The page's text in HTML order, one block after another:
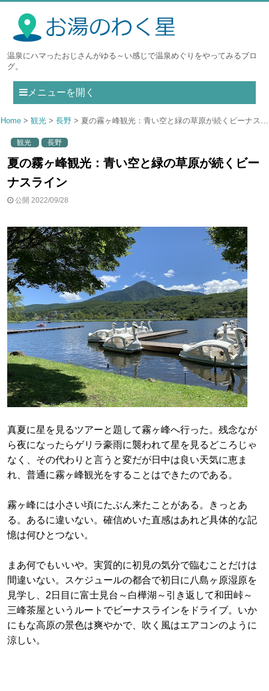
温泉にハマったおじさんがゆる～い感じで温泉めぐりをやってみるブロ
グ。
メニューを開く
Home 観光 長野 夏の霧ヶ峰観光：青い空と緑の草原が続くビーナスライン
観光 長野
夏の霧ヶ峰観光：青い空と緑の草原が続くビー
ナスライン
公開 2022/09/28
真夏に星を見るツアーと題して霧ヶ峰へ行った。残念なが
ら夜になったらゲリラ豪雨に襲われて星を見るどころじゃ
なく、その代わりと言うと変だが日中は良い天気に恵ま
れ、普通に霧ヶ峰観光をすることはできたのである。
霧ヶ峰には小さい頃にたぶん来たことがある。きっとあ
る。あるに違いない。確信めいた直感はあれど具体的な記
憶は何ひとつない。
まあ何でもいいや。実質的に初見の気分で臨むことだけは
間違いない。スケジュールの都合で初日に八島ヶ原湿原を
見学し、2日目に富士見台～白樺湖～引き返して和田峠～
三峰茶屋というルートでビーナスラインをドライブ。いか
にもな高原の景色は爽やかで、吹く風はエアコンのように
涼しい。